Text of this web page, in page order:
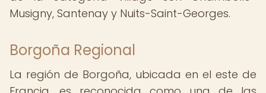
Musigny, Santenay y Nuits-Saint-Georges.
Borgoña Regional
La región de Borgoña, ubicada en el este de